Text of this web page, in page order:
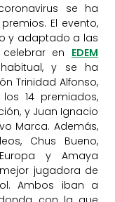
se ha
El evento,
y adaptado a las
en EDEM
y se ha
Trinidad Alfonso,
14 premiados,
y Juan Ignacio
Marca. Además,
Chus Bueno,
y Amaya
jugadora de
Ambos iban a